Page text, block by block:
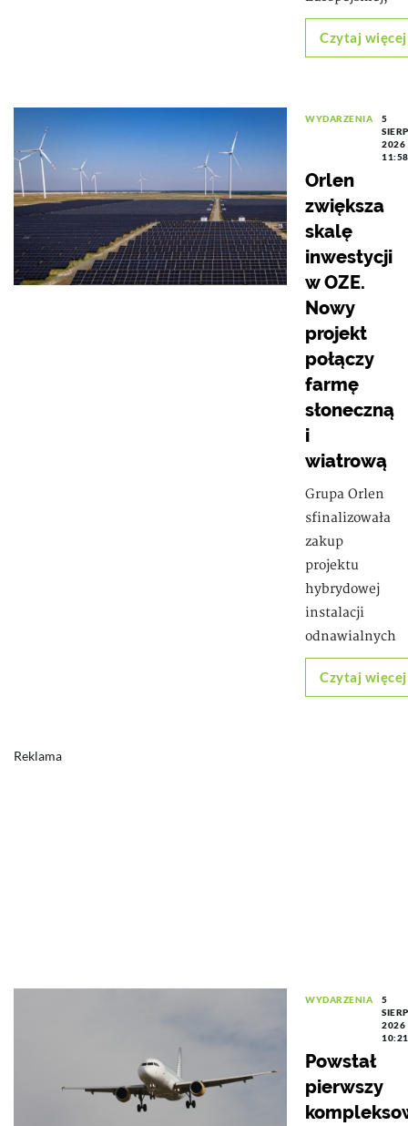
Czytaj więcej
WYDARZENIA
5
2026
11:58
Orlen
zwiększa
skalę
inwestycji
w OZE.
Nowy
projekt
połączy
farmę
słoneczną
i
wiatrową
Grupa Orlen
sfinalizowała
zakup
projektu
hybrydowej
instalacji
odnawialnych
Czytaj więcej
Reklama
WYDARZENIA
5
2026
10:21
Powstał
pierwszy